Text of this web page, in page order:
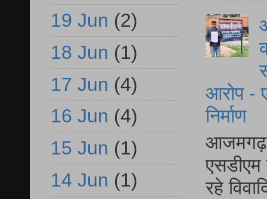
आरोप -
निर्माण
आजमगढ़
एसडीएम
रहे
19 Jun (2)
18 Jun (1)
17 Jun (4)
16 Jun (4)
15 Jun (1)
14 Jun (1)